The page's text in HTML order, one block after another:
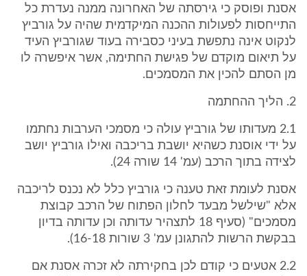
אסנת ופוסק כי גירסתה של האחרונה ממנה נעדרת כל
התייחסות לפעולות ההכנה המיקדמית שהיה על גורביץ
לנקוט אינה נתפשת בעיני כסבירה בעוד שגורביץ העיד
על תיאום מוקדם של פגישת החתימה, אשר איפשרה לו
מן הסתם להכין את המסמכים.
2. הליך ההחתמה
2.1 מעדותו של גורביץ עולה כי מסמכי הערבות נחתמו
על ידי אוסנת כשהיא יושבת בריכבה ואילו גורביץ יושב
לצידה בתוך הרכב (עמ' 14 שורה 24).
אסנת לעומת זאת טענה כי גורביץ כלל לא נכנס לריכבה
אלא "שילשל מבעד לחלון הפתוח של הרכב קבוצת
מסמכים" (סעיף 18 לתצהיר עדותה וכן עדותה בדיון
בבקשת הרשות להתגונן עמ' 3 שורות 16-18).
2.2 אטעים כי קודם לכן בחקירתה לא זכרה אסנת אם